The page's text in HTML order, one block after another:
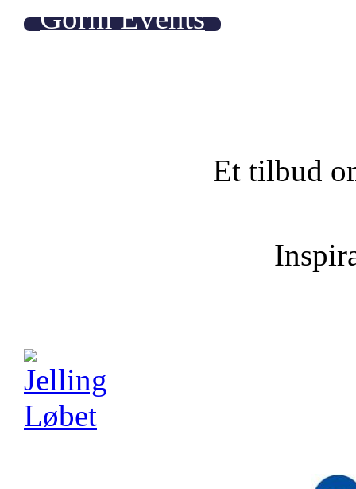
Gorm Events
Et tilbud